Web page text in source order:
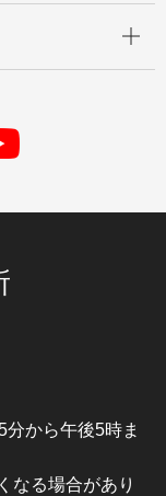
から午後5時ま
なる場合があり